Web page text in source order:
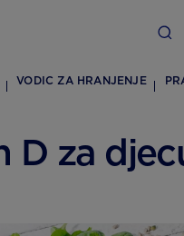
VODIC ZA HRANJENJE
D za